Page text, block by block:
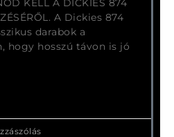
KELL A DICKIES 874
A Dickies 874
darabok a
hogy hosszú távon is jó